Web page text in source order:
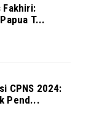
Fakhiri:
T...
CPNS 2024:
Pend...